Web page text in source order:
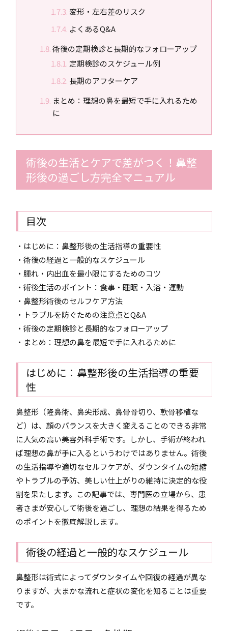
変形・左右差のリスク
よくあるQ&A
術後の定期検診と長期的なフォローアップ
定期検診のスケジュール例
長期のアフターケア
まとめ：理想の鼻を最短で手に入れるため
に
術後の生活とケアで差がつく！鼻整
形後の過ごし方完全マニュアル
目次
・はじめに：鼻整形後の生活指導の重要性
・術後の経過と一般的なスケジュール
・腫れ・内出血を最小限にするためのコツ
・術後生活のポイント：食事・睡眠・入浴・運動
・鼻整形術後のセルフケア方法
・トラブルを防ぐための注意点とQ&A
・術後の定期検診と長期的なフォローアップ
・まとめ：理想の鼻を最短で手に入れるために
はじめに：鼻整形後の生活指導の重要
性
鼻整形（隆鼻術、鼻尖形成、鼻骨骨切り、軟骨移植な
ど）は、顔のバランスを大きく変えることのできる非常
に人気の高い美容外科手術です。しかし、手術が終われ
ば理想の鼻が手に入るというわけではありません。術後
の生活指導や適切なセルフケアが、ダウンタイムの短縮
やトラブルの予防、美しい仕上がりの維持に決定的な役
割を果たします。この記事では、専門医の立場から、患
者さまが安心して術後を過ごし、理想の結果を得るため
のポイントを徹底解説します。
術後の経過と一般的なスケジュール
鼻整形は術式によってダウンタイムや回復の経過が異な
りますが、大まかな流れと症状の変化を知ることは重要
です。